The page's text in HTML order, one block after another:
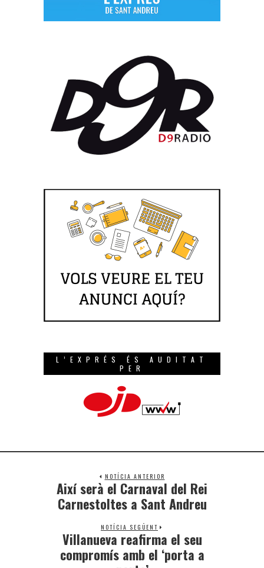
L’EXPRÉS ÉS AUDITAT
PER
NOTÍCIA ANTERIOR
Així serà el Carnaval del Rei
Carnestoltes a Sant Andreu
NOTÍCIA SEGÜENT
Villanueva reafirma el seu
compromís amb el ‘porta a